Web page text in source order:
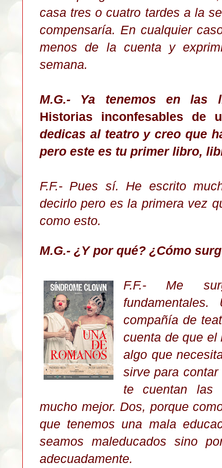
casa tres o cuatro tardes a la
compensaría. En cualquier
menos de la cuenta y
semana.
M.G.- Ya tenemos en las
Historias inconfesables de
dedicas al teatro y creo que
pero este es tu primer libro,
F.F.- Pues sí. He escrito
decirlo pero es la primera vez
como esto.
M.G.- ¿Y por qué? ¿Cómo
F.F.- Me
compañía de
cuenta de que
algo que
sirve para
te cuentan las
mucho mejor. Dos, porque
que tenemos una mala
seamos maleducados sino
adecuadamente.